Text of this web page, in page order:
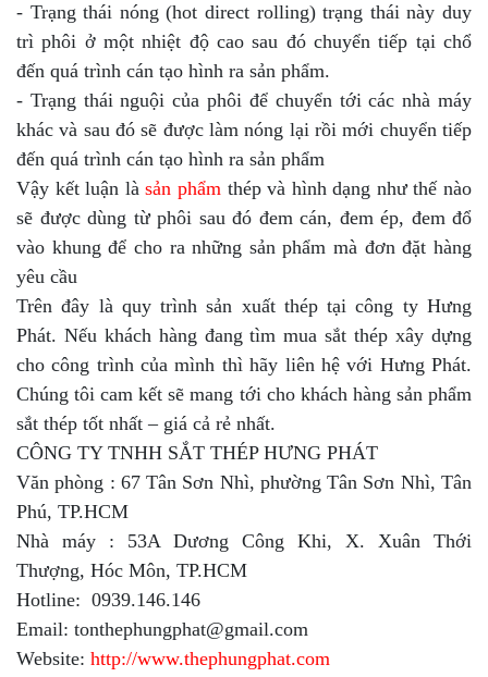
- Trạng thái nóng (hot direct rolling) trạng thái này duy
trì phôi ở một nhiệt độ cao sau đó chuyển tiếp tại chổ
đến quá trình cán tạo hình ra sản phẩm.
- Trạng thái nguội của phôi để chuyển tới các nhà máy
khác và sau đó sẽ được làm nóng lại rồi mới chuyển tiếp
đến quá trình cán tạo hình ra sản phẩm
Vậy kết luận làsản phẩmthép và hình dạng như thế nào
sẽ được dùng từ phôi sau đó đem cán, đem ép, đem đổ
vào khung để cho ra những sản phẩm mà đơn đặt hàng
yêu cầu
Trên đây là quy trình sản xuất thép tại công ty Hưng
Phát. Nếu khách hàng đang tìm mua sắt thép xây dựng
cho công trình của mình thì hãy liên hệ với Hưng Phát.
Chúng tôi cam kết sẽ mang tới cho khách hàng sản phẩm
sắt thép tốt nhất – giá cả rẻ nhất.
CÔNG TY TNHH SẮT THÉP HƯNG PHÁT
Văn phòng : 67 Tân Sơn Nhì, phường Tân Sơn Nhì, Tân
Phú, TP.HCM
Nhà máy : 53A Dương Công Khi, X. Xuân Thới
Thượng, Hóc Môn, TP.HCM
Hotline: 0939.146.146
Email: tonthephungphat@gmail.com
Website: http://www.thephungphat.com